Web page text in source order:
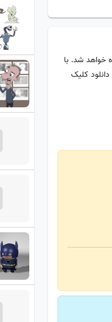
خواهد شد. با
کلیک